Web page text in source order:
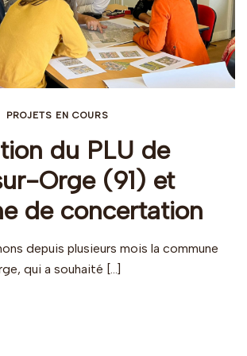
PROJETS EN COURS
du PLU de
Orge (91) et
de concertation
depuis plusieurs mois la commune
qui a souhaité […]